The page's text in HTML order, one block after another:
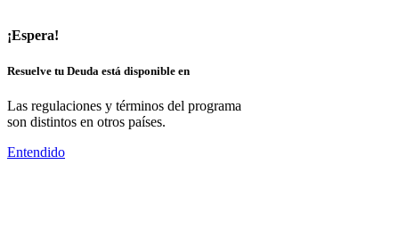
¡Espera!
Resuelve tu Deuda está disponible en
Las regulaciones y términos del programa
son distintos en otros países.
Entendido